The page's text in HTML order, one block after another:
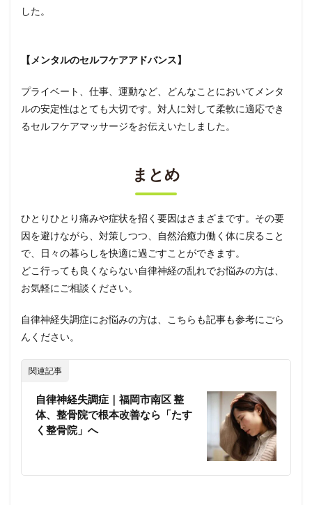
した。
【メンタルのセルフケアアドバンス】
プライベート、仕事、運動など、どんなことにおいてメンタ
ルの安定性はとても大切です。対人に対して柔軟に適応でき
るセルフケアマッサージをお伝えいたしました。
まとめ
ひとりひとり痛みや症状を招く要因はさまざまです。その要
因を避けながら、対策しつつ、自然治癒力働く体に戻ること
で、日々の暮らしを快適に過ごすことができます。
どこ行っても良くならない自律神経の乱れでお悩みの方は、
お気軽にご相談ください。
自律神経失調症にお悩みの方は、こちらも記事も参考にごら
んください。
関連記事
自律神経失調症｜福岡市南区 整
体、整骨院で根本改善なら「たす
く整骨院」へ